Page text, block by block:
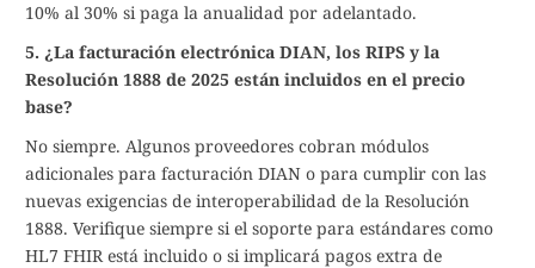
10% al 30% si paga la anualidad por adelantado.
5. ¿La facturación electrónica DIAN, los RIPS y la
Resolución 1888 de 2025 están incluidos en el precio
base?
No siempre. Algunos proveedores cobran módulos
adicionales para facturación DIAN o para cumplir con las
nuevas exigencias de interoperabilidad de la Resolución
1888. Verifique siempre si el soporte para estándares como
HL7 FHIR está incluido o si implicará pagos extra de